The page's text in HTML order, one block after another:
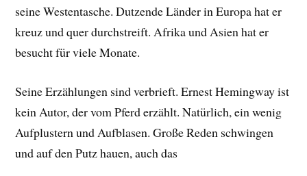
seine Westentasche. Dutzende Länder in Europa hat er
kreuz und quer durchstreift. Afrika und Asien hat er
besucht für viele Monate.
Seine Erzählungen sind verbrieft. Ernest Hemingway ist
kein Autor, der vom Pferd erzählt. Natürlich, ein wenig
Aufplustern und Aufblasen. Große Reden schwingen
und auf den Putz hauen, auch das